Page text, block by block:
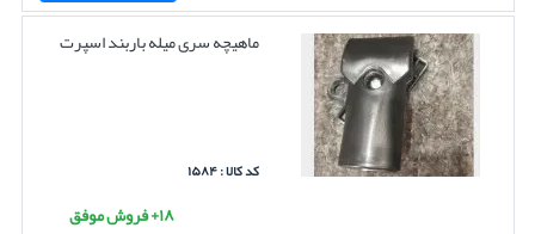
ماهیچه سری میله باربند اسپرت
کد کالا : ۱۵۸۴
۱۸+ فروش موفق